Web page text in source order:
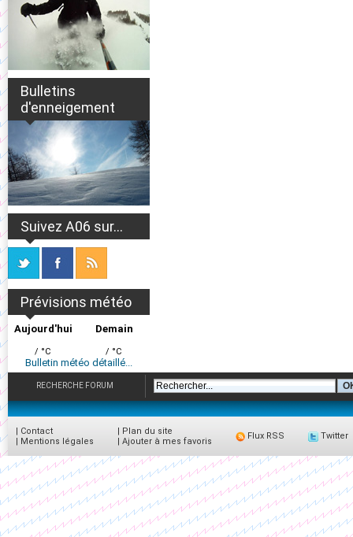
Bulletins
d'enneigement
Suivez A06 sur...
Prévisions météo
Aujourd'hui
/ °C
Demain
/ °C
Bulletin météo détaillé...
RECHERCHE FORUM
| Contact
| Mentions légales
| Plan du site
| Ajouter à mes favoris
Flux RSS Twitter